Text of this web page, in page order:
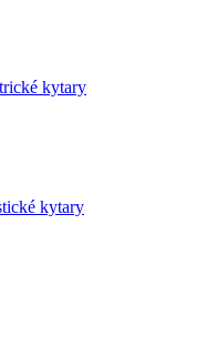
kytary
kytary